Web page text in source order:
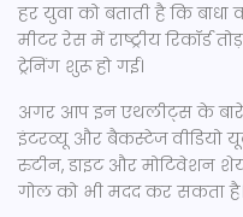
हर युवा को बताती है कि बाधा
मीटर रेस में राष्ट्रीय रिकॉर्ड
ट्रेनिंग शुरू हो गई।
अगर आप इन एथलीट्स के
इंटरव्यू और बैकस्टेज वीडियो
रुटीन, डाइट और मोटिवेशन
गोल को भी मदद कर सकता है।